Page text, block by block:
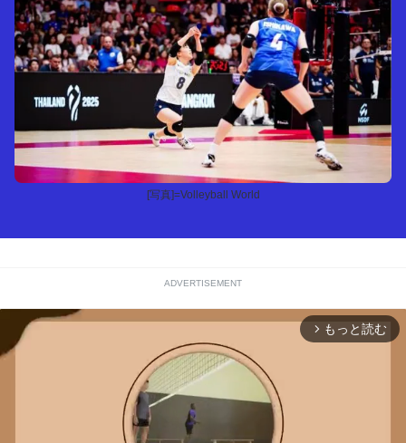
[写真]=Volleyball World
ADVERTISEMENT
arrow_forward_ios もっと読む